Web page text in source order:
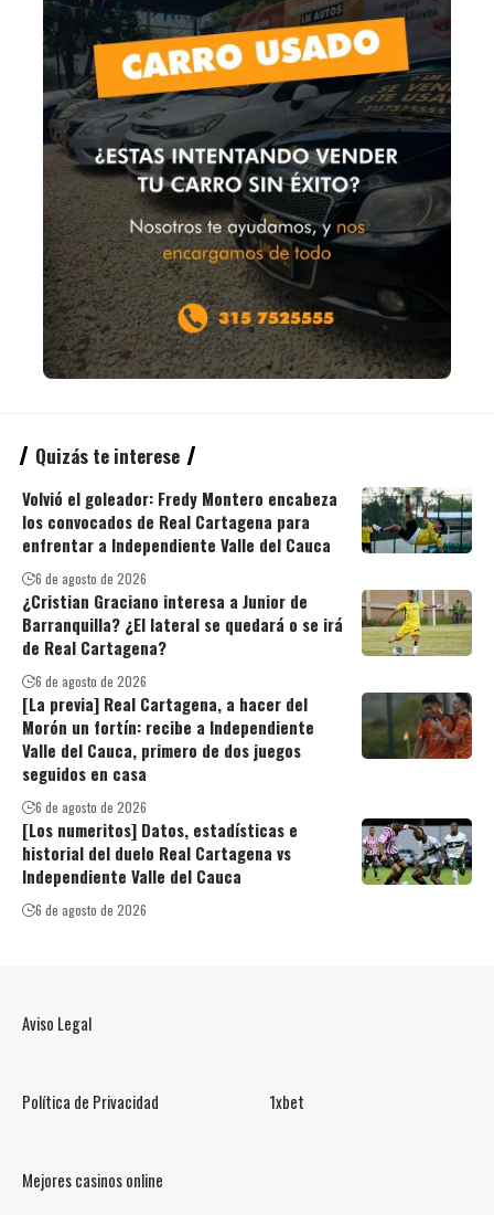
Quizás te interese
Volvió el goleador: Fredy Montero encabeza
los convocados de Real Cartagena para
enfrentar a Independiente Valle del Cauca
6 de agosto de 2026
¿Cristian Graciano interesa a Junior de
Barranquilla? ¿El lateral se quedará o se irá
de Real Cartagena?
6 de agosto de 2026
[La previa] Real Cartagena, a hacer del
Morón un fortín: recibe a Independiente
Valle del Cauca, primero de dos juegos
seguidos en casa
6 de agosto de 2026
[Los numeritos] Datos, estadísticas e
historial del duelo Real Cartagena vs
Independiente Valle del Cauca
6 de agosto de 2026
Aviso Legal
Política de Privacidad 1xbet
Mejores casinos online